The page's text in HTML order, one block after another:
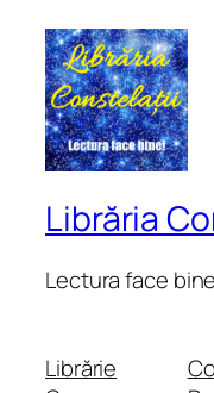
Librăria
Lectura face
Librărie